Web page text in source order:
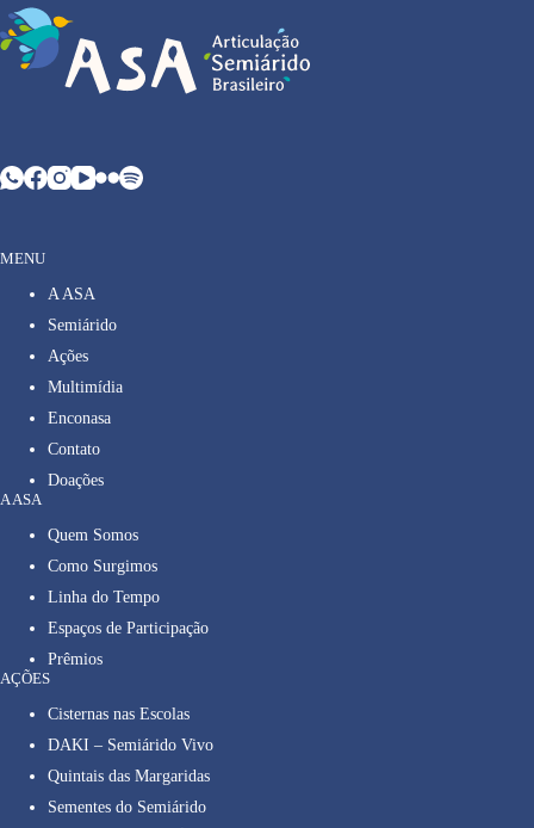
MENU
A ASA
Semiárido
Ações
Multimídia
Enconasa
Contato
Doações
A ASA
Quem Somos
Como Surgimos
Linha do Tempo
Espaços de Participação
Prêmios
AÇÕES
Cisternas nas Escolas
DAKI – Semiárido Vivo
Quintais das Margaridas
Sementes do Semiárido